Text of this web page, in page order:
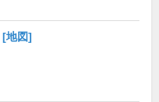
[地図]